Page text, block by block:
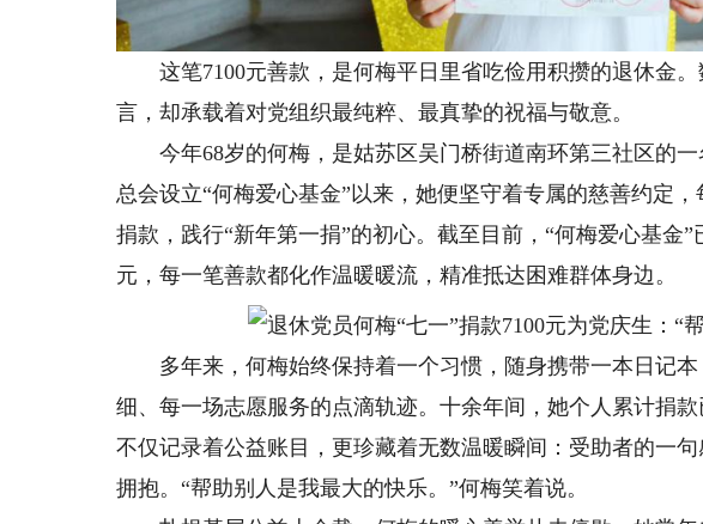
这笔7100元善款，是何梅平日里省吃俭用积攒的退休金。
言，却承载着对党组织最纯粹、最真挚的祝福与敬意。
今年68岁的何梅，是姑苏区吴门桥街道南环第三社区的一
总会设立“何梅爱心基金”以来，她便坚守着专属的慈善约定
捐款，践行“新年第一捐”的初心。截至目前，“何梅爱心基金”
元，每一笔善款都化作温暖暖流，精准抵达困难群体身边。
多年来，何梅始终保持着一个习惯，随身携带一本日记本
细、每一场志愿服务的点滴轨迹。十余年间，她个人累计捐
不仅记录着公益账目，更珍藏着无数温暖瞬间：受助者的一
拥抱。“帮助别人是我最大的快乐。”何梅笑着说。